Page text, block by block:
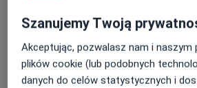
Masaż tkanek głębokich.
więcejO mnie
Szanujemy Twoją
Akceptując, pozwalasz nam i naszym
plików cookie (lub podobnych
danych do celów statystycznych i